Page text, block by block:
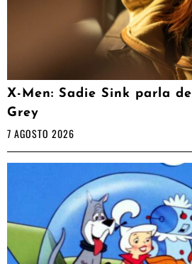
X-Men: Sadie Sink parla
Grey
7 AGOSTO 2026